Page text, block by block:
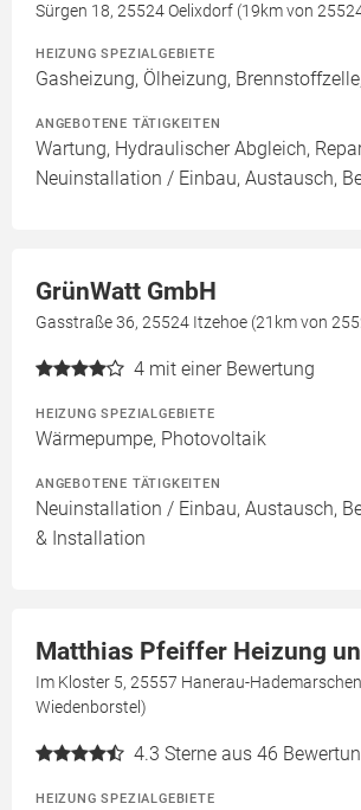
Sürgen 18, 25524 Oelixdorf (19km von
HEIZUNG SPEZIALGEBIETE
Gasheizung, Ölheizung,
ANGEBOTENE TÄTIGKEITEN
Wartung, Hydraulischer Abgleich,
Neuinstallation / Einbau, Austausch,
GrünWatt GmbH
Gasstraße 36, 25524 Itzehoe (21km von
4 mit einer Bewertung
HEIZUNG SPEZIALGEBIETE
Wärmepumpe, Photovoltaik
ANGEBOTENE TÄTIGKEITEN
Neuinstallation / Einbau, Austausch,
& Installation
Matthias Pfeiffer Heizung
Im Kloster 5, 25557 Hanerau-
Wiedenborstel)
4.3 Sterne aus 46
HEIZUNG SPEZIALGEBIETE